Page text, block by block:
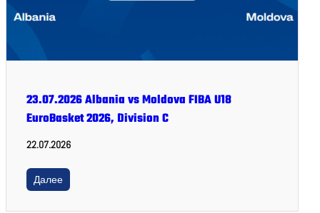
23.07.2026 Albania vs Moldova FIBA U18
EuroBasket 2026, Division C
22.07.2026
Далее